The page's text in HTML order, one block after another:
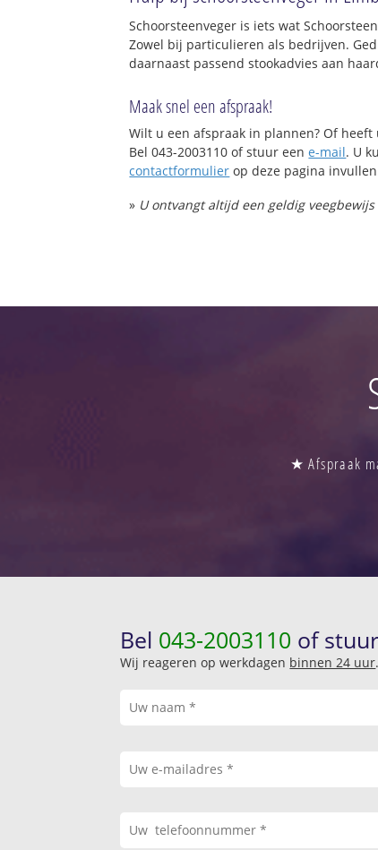
Schoorsteenveger is iets wat
Zowel bij particulieren als bedrijven.
daarnaast passend stookadvies aan
Maak snel een afspraak!
Wilt u een afspraak in plannen? Of
Bel 043-2003110 of stuur eene-mail. U
contactformulier op deze pagina
» U ontvangt altijd een geldig
★ Afspraak
Bel 043-2003110 of
Wij reageren op werkdagen binnen 24 uur